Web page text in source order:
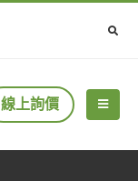
線上詢價